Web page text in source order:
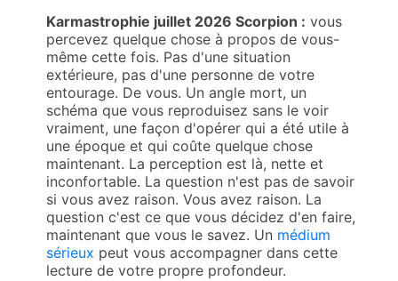
Karmastrophie juillet 2026 Scorpion : vous
percevez quelque chose à propos de vous-
même cette fois. Pas d'une situation
extérieure, pas d'une personne de votre
entourage. De vous. Un angle mort, un
schéma que vous reproduisez sans le voir
vraiment, une façon d'opérer qui a été utile à
une époque et qui coûte quelque chose
maintenant. La perception est là, nette et
inconfortable. La question n'est pas de savoir
si vous avez raison. Vous avez raison. La
question c'est ce que vous décidez d'en faire,
maintenant que vous le savez. Un médium
sérieux peut vous accompagner dans cette
lecture de votre propre profondeur.